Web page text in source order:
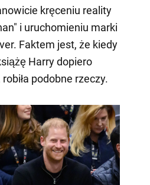
kręceniu reality
i uruchomieniu marki
Faktem jest, że kiedy
Harry dopiero
podobne rzeczy.